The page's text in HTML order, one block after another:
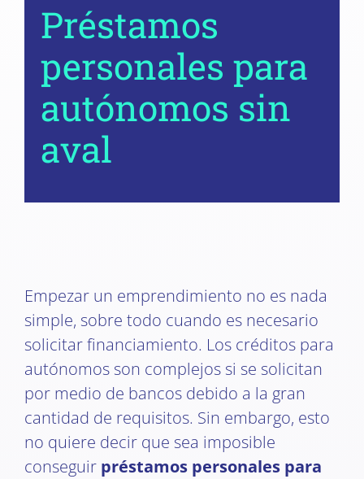
Préstamos
personales para
autónomos sin
aval
Empezar un emprendimiento no es nada
simple, sobre todo cuando es necesario
solicitar financiamiento. Los créditos para
autónomos son complejos si se solicitan
por medio de bancos debido a la gran
cantidad de requisitos. Sin embargo, esto
no quiere decir que sea imposible
conseguir préstamos personales para